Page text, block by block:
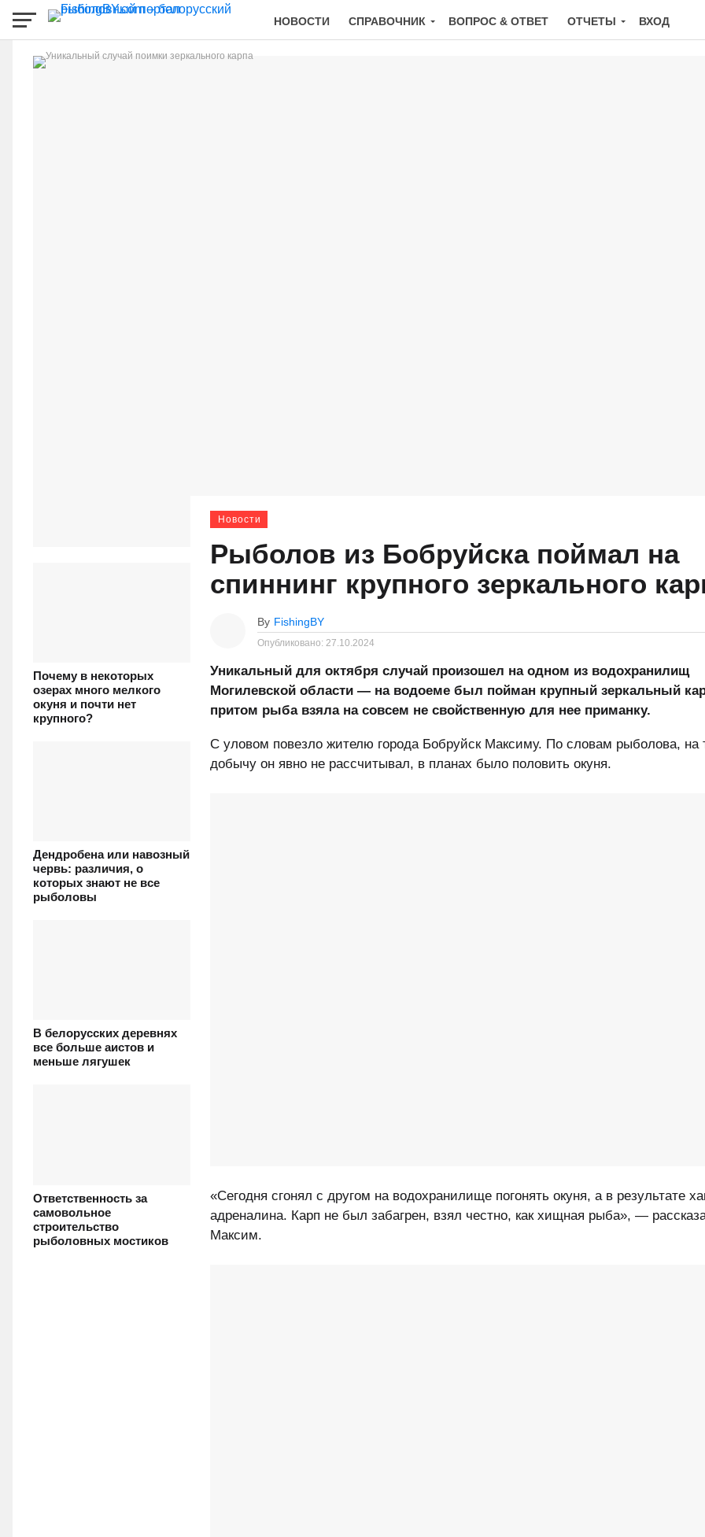
НОВОСТИ СПРАВОЧНИК ВОПРОС & ОТВЕТ ОТЧЕТЫ ВХОД
Почему в некоторых
озерах много мелкого
окуня и почти нет
крупного?
Дендробена или навозный
червь: различия, о
которых знают не все
рыболовы
В белорусских деревнях
все больше аистов и
меньше лягушек
Ответственность за
самовольное
строительство
рыболовных мостиков
Новости
Рыболов из Бобруйска поймал на
спиннинг крупного зеркального
By FishingBY
Опубликовано: 27.10.2024
Уникальный для октября случай произошел на одном из водохранилищ
Могилевской области — на водоеме был пойман крупный зеркальный
притом рыба взяла на совсем не свойственную для нее приманку.
С уловом повезло жителю города Бобруйск Максиму. По словам рыболова, на
добычу он явно не рассчитывал, в планах было половить окуня.
«Сегодня сгонял с другом на водохранилище погонять окуня, а в результате
адреналина. Карп не был забагрен, взял честно, как хищная рыба», —
Максим.